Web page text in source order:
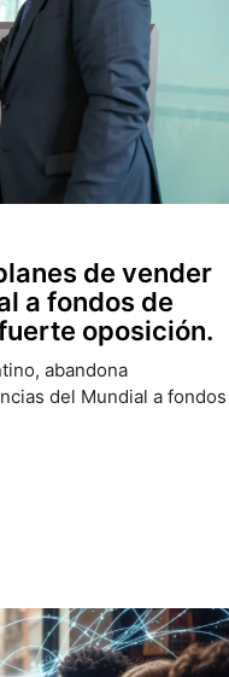
de vender
a fondos de
oposición.
abandona
del Mundial a fondos